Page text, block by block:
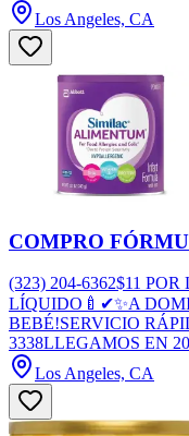
Los Angeles, CA
COMPRO
(323) 204-6362$11
LÍQUIDO🍼✔✨A
BEBÉ!SERVICIO
3338LLEGAMOS EN
Los Angeles, CA